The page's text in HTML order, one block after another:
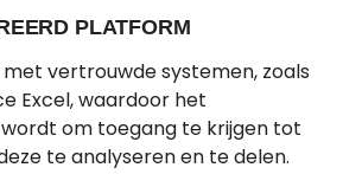
PLATFORM
vertrouwde systemen, zoals
Excel, waardoor het
om toegang te krijgen tot
te analyseren en te delen.